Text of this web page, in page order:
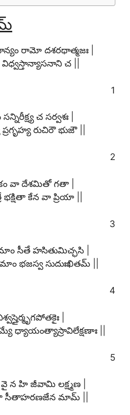
రామో దశరథాత్మజః |
చ ||
1
చ సర్వశః |
రుచిరౌ భుజౌ ||
2
కం వా దేశమితో గతా |
కేన వా ప్రియా ||
3
సీతే హసితుమిచ్ఛసి |
భజస్వ సుదుఃఖితమ్ ||
4
|
ధ్యాయంత్యాస్రావిలేక్షణాః ||
5
హి జీవామి లక్ష్మణ |
సీతాహరణజేన మామ్ ||